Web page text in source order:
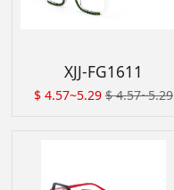
XJJ-FG1611
$ 4.57~5.29 $ 4.57~5.29